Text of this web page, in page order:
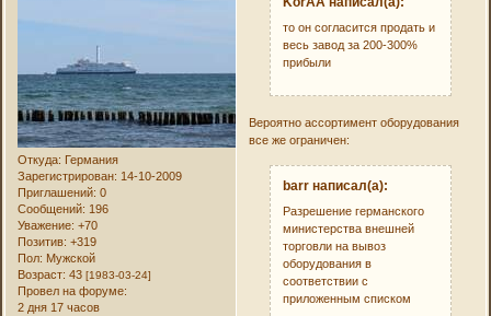
Откуда: Германия
Зарегистрирован: 14-10-2009
Приглашений: 0
Сообщений: 196
Уважение: +70
Позитив: +319
Пол: Мужской
Возраст: 43[1983-03-24]
Провел на форуме:
2 дня 17 часов
то он согласится продать и
весь завод за 200-300%
прибыли
Вероятно ассортимент оборудования
все же ограничен:
barr написал(а):
Разрешение германского
министерства внешней
торговли на вывоз
оборудования в
соответствии с
приложенным списком